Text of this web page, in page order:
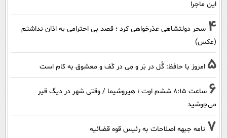
این ماجرا
4 سحر دولتشاهی عذرخواهی کرد ؛ قصد بی احترامی به اذان نداشتم
(عکس)
5 امروز با حافظ: گُل در بَر و مِی در کَف و معشوق به کام است
6
ساعت ۸:۱۵ ششم اوت ؛ هیروشیما / وقتی شهر در دیگ قیر
می‌جوشید
7 نامه جبهه اصلاحات به رئیس قوه قضائیه